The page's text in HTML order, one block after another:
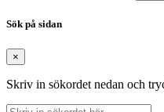
Sök på sidan
×
Skriv in sökordet nedan och